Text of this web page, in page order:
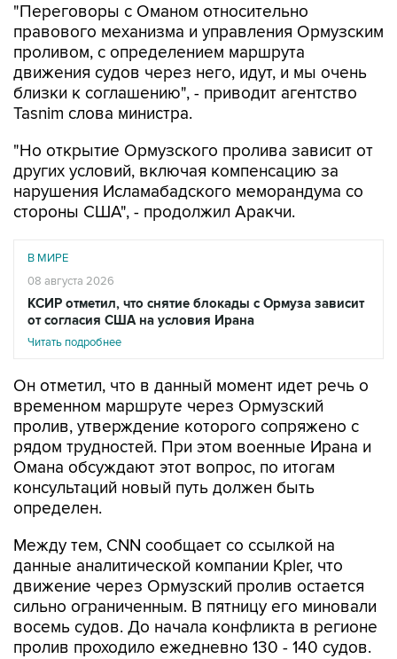
"Переговоры с Оманом относительно
правового механизма и управления Ормузским
проливом, с определением маршрута
движения судов через него, идут, и мы очень
близки к соглашению", - приводит агентство
Tasnim слова министра.
"Но открытие Ормузского пролива зависит от
других условий, включая компенсацию за
нарушения Исламабадского меморандума со
стороны США", - продолжил Аракчи.
В МИРЕ
08 августа 2026
КСИР отметил, что снятие блокады с Ормуза зависит
от согласия США на условия Ирана
Читать подробнее
Он отметил, что в данный момент идет речь о
временном маршруте через Ормузский
пролив, утверждение которого сопряжено с
рядом трудностей. При этом военные Ирана и
Омана обсуждают этот вопрос, по итогам
консультаций новый путь должен быть
определен.
Между тем, CNN сообщает со ссылкой на
данные аналитической компании Kpler, что
движение через Ормузский пролив остается
сильно ограниченным. В пятницу его миновали
восемь судов. До начала конфликта в регионе
пролив проходило ежедневно 130 - 140 судов.